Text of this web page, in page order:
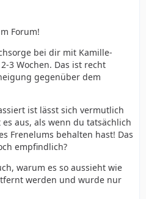
Forum!
bei dir mit Kamille-
3 Wochen. Das ist recht
gegenüber dem
ist lässt sich vermutlich
aus, als wenn du tatsächlich
Frenelums behalten hast! Das
empfindlich?
warum es so aussieht wie
werden und wurde nur